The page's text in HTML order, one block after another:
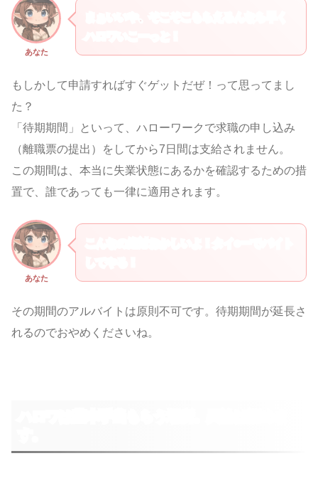
あなた
もしかして申請すればすぐゲットだぜ！って思ってまし
た？
「待期期間」といって、ハローワークで求職の申し込み
（離職票の提出）をしてから7日間は支給されません。
この期間は、本当に失業状態にあるかを確認するための措
置で、誰であっても一律に適用されます。
あなた
その期間のアルバイトは原則不可です。待期期間が延長さ
れるのでおやめくださいね。